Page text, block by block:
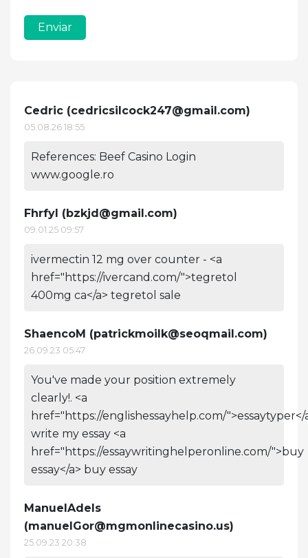
Enviar
Cedric (cedricsilcock247@gmail.com)
05.08.26 18:55
References: Beef Casino Login
www.google.ro
Fhrfyl (bzkjd@gmail.com)
09.01.25 09:57
ivermectin 12 mg over counter - <a
href="https://ivercand.com/">tegretol
400mg ca</a> tegretol sale
ShaencoM (patrickmoilk@seoqmail.com)
26.09.23 05:47
You've made your position extremely
clearly!. <a
href="https://englishessayhelp.com/">essaytyper</
write my essay <a
href="https://essaywritinghelperonline.com/">buy
essay</a> buy essay
ManuelAdels
(manuelGor@mgmonlinecasino.us)
25.09.23 20:38